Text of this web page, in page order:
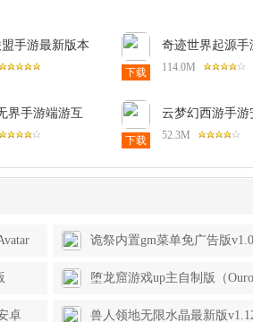
手游最新版本
版v6.1.0.8572
版
下载
奇迹世界起源手
下载v1.0.0 安卓
114.0M
界手游端游互
最新版
下载
云梦幻西游手游
v1.1.0 手机版
52.3M
诡祭内置gm菜单免广告版
堕龙窟游戏up主自制版（
game）v1.0 安卓中文版
卓 兽人领地无限水晶最新版